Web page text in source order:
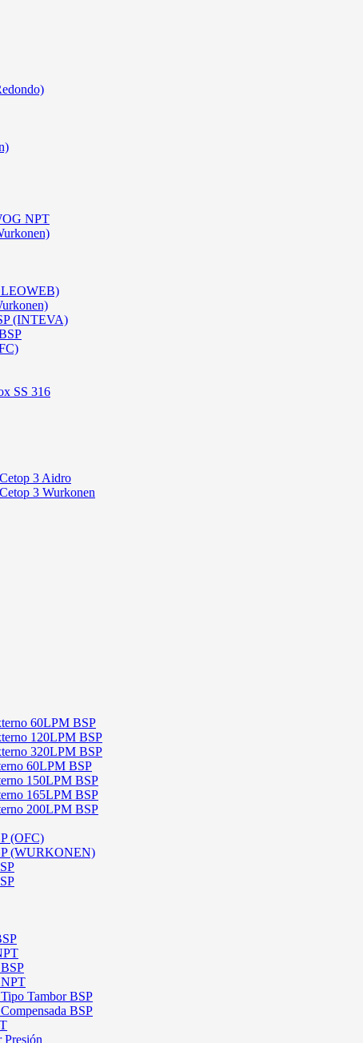
NPT
(INTEVA)
SS 316
3 Aidro
3 Wurkonen
60LPM BSP
120LPM BSP
320LPM BSP
60LPM BSP
150LPM BSP
165LPM BSP
200LPM BSP
(OFC)
(WURKONEN)
Tambor BSP
BSP
Presión